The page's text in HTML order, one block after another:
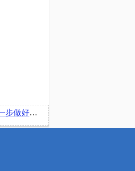
创业工作的通知